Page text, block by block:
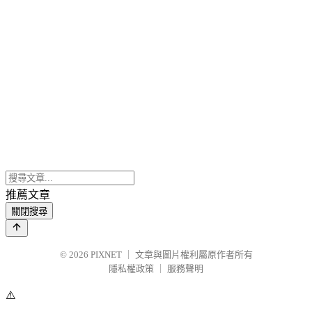
推薦文章
關閉搜尋
© 2026 PIXNET
文章與圖片權利屬原作者所有
隱私權政策
服務聲明
⚠️